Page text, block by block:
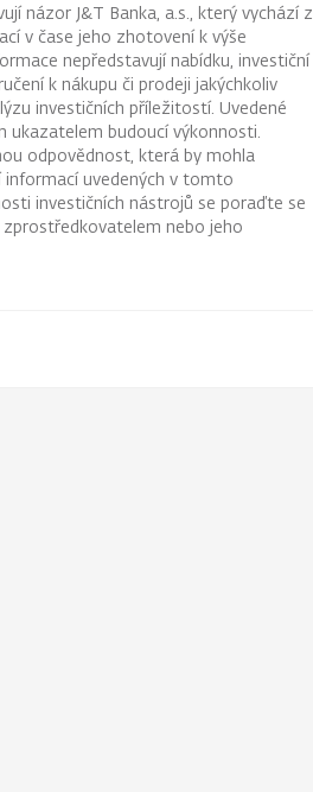
názor J&T Banka, a.s., který vychází z
v čase jeho zhotovení k výše
nepředstavují nabídku, investiční
k nákupu či prodeji jakýchkoliv
investičních příležitostí. Uvedené
ukazatelem budoucí výkonnosti.
odpovědnost, která by mohla
uvedených v tomto
investičních nástrojů se poraďte se
nebo jeho